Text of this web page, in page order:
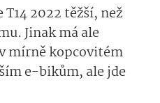
2022 těžší, než
Jinak má ale
mírně kopcovitém
e-bikům, ale jde